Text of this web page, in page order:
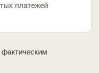
платежей